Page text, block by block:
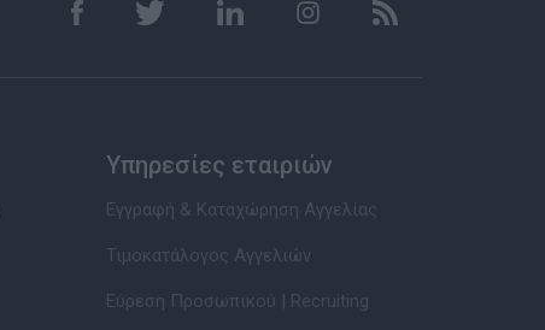
Υπηρεσίες εταιριών
Εγγραφή & Καταχώρηση Αγγελίας
Τιμοκατάλογος Αγγελιών
Εύρεση Προσωπικού | Recruiting